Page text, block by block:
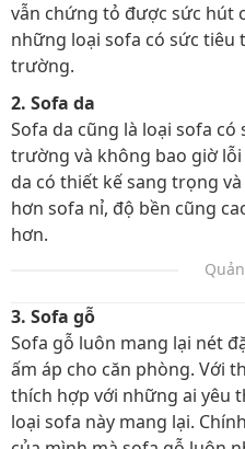
vẫn chứng tỏ được sức hút
những loại sofa có sức tiêu
trường.
2. Sofa da
Sofa da cũng là loại sofa
trường và không bao giờ
da có thiết kế sang trọng
hơn sofa nỉ, độ bền cũng
hơn.
3. Sofa gỗ
Sofa gỗ luôn mang lại nét
ấm áp cho căn phòng. Với
thích hợp với những ai yêu
loại sofa này mang lại.